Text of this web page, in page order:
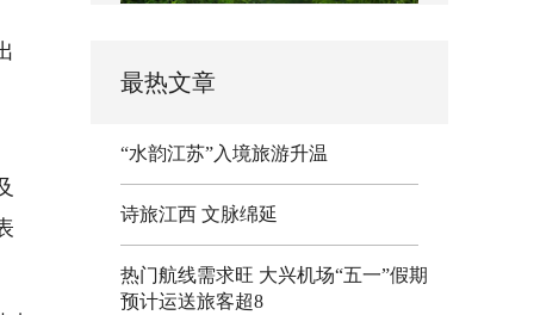
最热文章
“水韵江苏”入境旅游升温
诗旅江西 文脉绵延
热门航线需求旺 大兴机场“五一”假期
预计运送旅客超8